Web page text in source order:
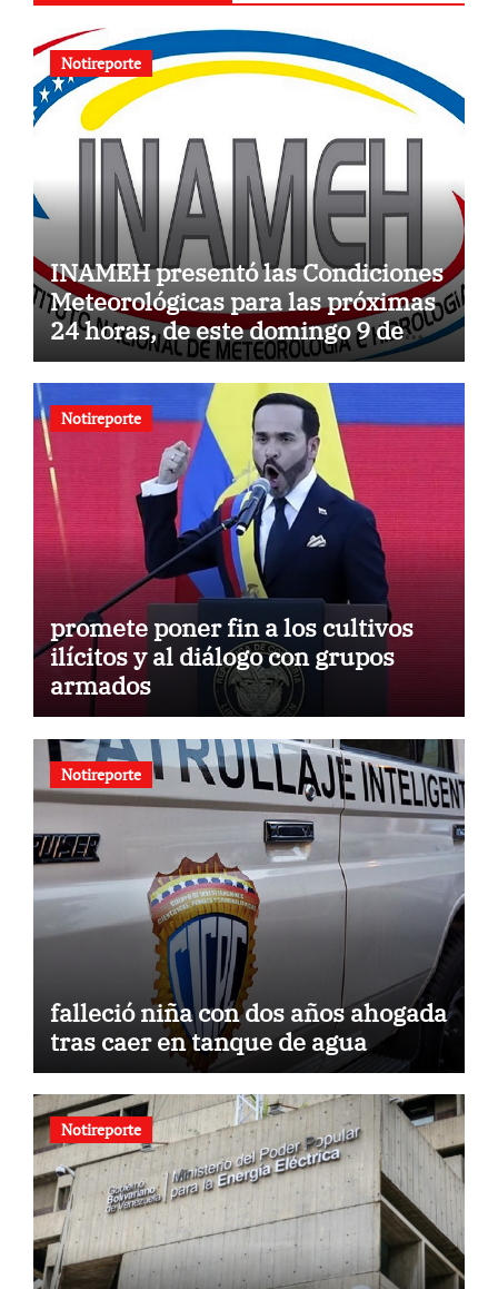
Notireporte
INAMEH presentó las Condiciones
Meteorológicas para las próximas
24 horas, de este domingo 9 de
agosto 2026
Notireporte
promete poner fin a los cultivos
ilícitos y al diálogo con grupos
armados
Notireporte
falleció niña con dos años ahogada
tras caer en tanque de agua
Notireporte